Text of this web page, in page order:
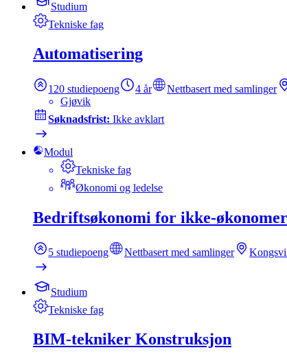
Studium
Tekniske fag
Automatisering
120 studiepoeng 4 år
Nettbasert med samlinger
Gjøvik
Søknadsfrist:Ikke avklart
Modul
Tekniske fag
Økonomi og ledelse
Bedriftsøkonomi for ikke-økonomer
5 studiepoeng Nettbasert med samlinger
Studium
Tekniske fag
BIM-tekniker Konstruksjon